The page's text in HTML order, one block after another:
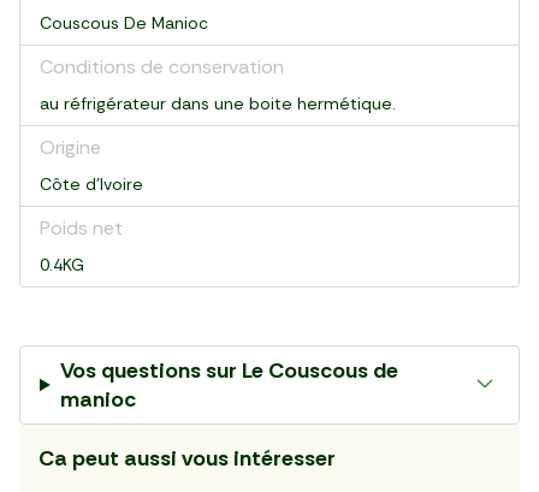
Couscous De Manioc
Conditions de conservation
au réfrigérateur dans une boite hermétique.
Origine
Côte d'Ivoire
Poids net
0.4KG
Vos questions sur Le Couscous de
manioc
Ca peut aussi vous intéresser